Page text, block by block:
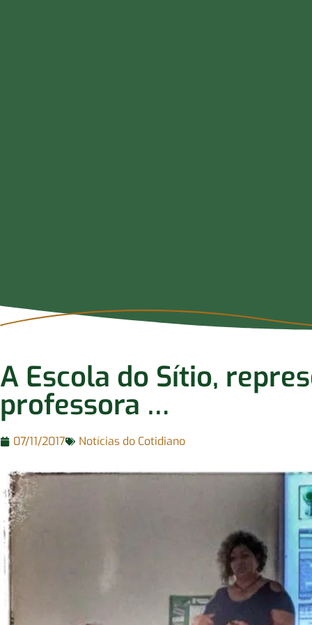
A Escola do Sítio,
professora …
07/11/2017 Notícias do Cotidiano